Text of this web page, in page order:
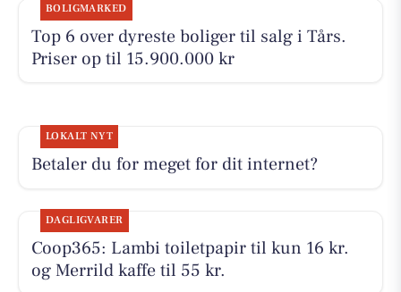
BOLIGMARKED
Top 6 over dyreste boliger til salg i Tårs.
Priser op til 15.900.000 kr
LOKALT NYT
Betaler du for meget for dit internet?
DAGLIGVARER
Coop365: Lambi toiletpapir til kun 16 kr.
og Merrild kaffe til 55 kr.